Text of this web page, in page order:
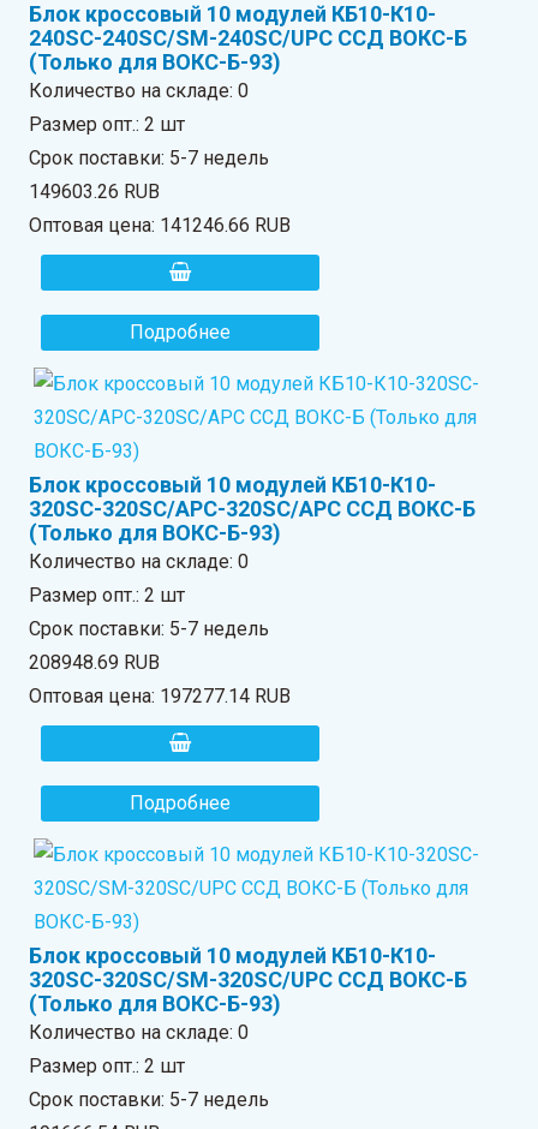
Блок кроссовый 10 модулей КБ10-К10-
240SC-240SC/SM-240SC/UPC ССД ВОКС-Б
(Только для ВОКС-Б-93)
Количество на складе:0
Размер опт.: 2 шт
Срок поставки: 5-7 недель
149603.26 RUB
Оптовая цена: 141246.66 RUB
Подробнее
Блок кроссовый 10 модулей КБ10-К10-
320SC-320SC/APC-320SC/APC ССД ВОКС-Б
(Только для ВОКС-Б-93)
Количество на складе:0
Размер опт.: 2 шт
Срок поставки: 5-7 недель
208948.69 RUB
Оптовая цена: 197277.14 RUB
Подробнее
Блок кроссовый 10 модулей КБ10-К10-
320SC-320SC/SM-320SC/UPC ССД ВОКС-Б
(Только для ВОКС-Б-93)
Количество на складе:0
Размер опт.: 2 шт
Срок поставки: 5-7 недель